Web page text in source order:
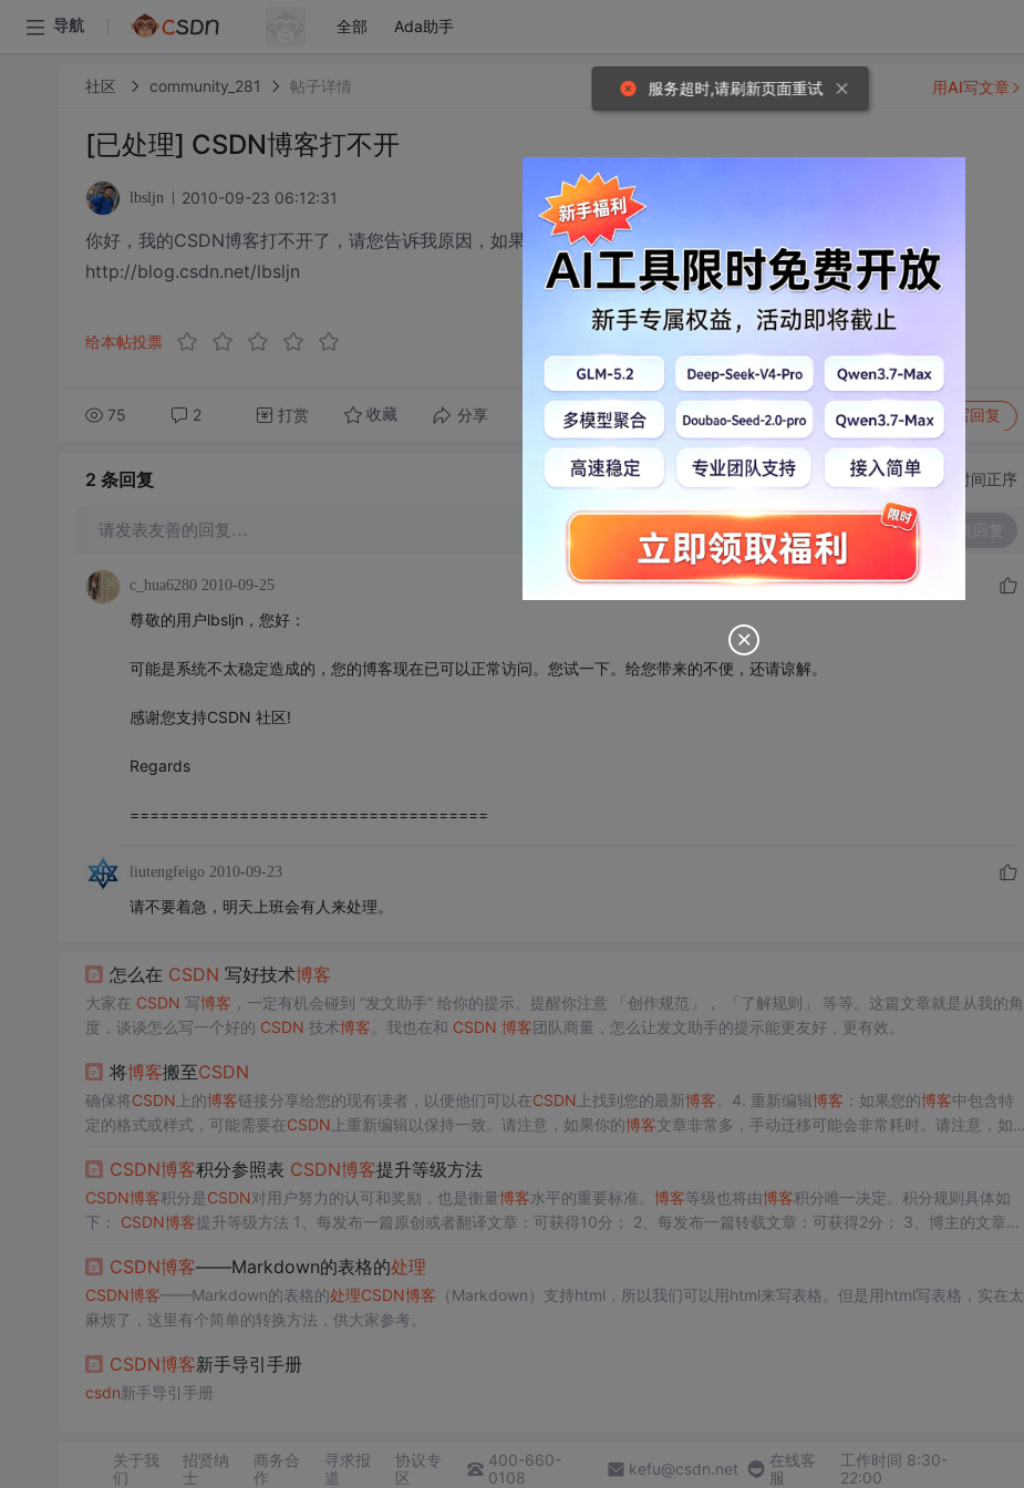
导航 全部 Ada助手
社区 community_281 帖子详情
[已处理] CSDN博客打不开
lbsljn 2010-09-23 06:12:31
你好，我的CSDN博客打不开了，请您告诉我原因，如果我的文章涉及到什么法规，请告诉我。谢谢
http://blog.csdn.net/lbsljn
给本帖投票
75 2 打赏 收藏 分享 转发到动态 举报 写回复
用AI写文章
2 条回复 切换为时间正序
请发表友善的回复…
c_hua6280 2010-09-25
尊敬的用户lbsljn，您好：
可能是系统不太稳定造成的，您的博客现在已可以正常访问。您试一下。给您带来的不便，还请谅解。
感谢您支持CSDN 社区!
Regards
====================================
liutengfeigo 2010-09-23
请不要着急，明天上班会有人来处理。
怎么在 CSDN 写好技术博客
大家在 CSDN 写博客 ，一定有机会碰到 “发文助手” 给你的提示。提醒你注意 「创作规范」， 「了解规则」 等等。这篇文章就是从我的角
度，谈谈怎么写一个好的 CSDN 技术博客 。我也在和 CSDN 博客团队商量，怎么让发文助手的提示能更友好，更有效。
将博客搬至CSDN
确保将CSDN 上的博客链接分享给您的现有读者，以便他们可以在CSDN 上找到您的最新博客 。4. 重新编辑博客 ：如果您的博客中包含特
定的格式或样式，可能需要在CSDN 上重新编辑以保持一致。请注意，如果你的博客文章非常多，手动迁移可能会非常耗时。请注意，如
面的一般步骤。2. 创建博客：登录后，点击页面右上角的“我的
CSDN博客积分参照表 CSDN博客提升等级方法
CSDN博客积分是CSDN对用户努力的认可和奖励，也是衡量博客水平的重要标准。 博客等级也将由博客积分唯一决定。积分规则具体如
下： CSDN博客提升等级方法 1、每发布一篇原创或者翻译文章：可获得10分； 2、每发布一篇转载文章：可获得2分； 3、博主的文章每
0... CSDN博客——Markdown的表格的处理
CSDN博客——Markdown的表格的处理CSDN博客 （Markdown）支持html，所以我们可以用html来写表格。但是用html写表格，实在太
麻烦了，这里有个简单的转换方法，供大家参考。
CSDN博客新手导引手册
csdn新手导引手册
关于我
们
招贤纳
士
商务合
作
寻求报
道
协议专
区
400-660-
0108
kefu@csdn.net
在线客
服
工作时间 8:30-
22:00
服务超时,请刷新页面重试